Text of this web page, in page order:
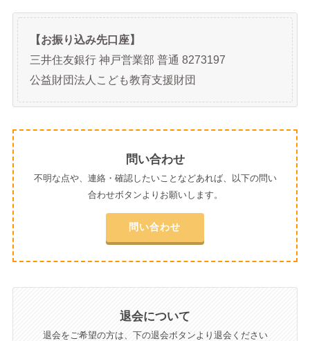
【お振り込み先口座】
三井住友銀行 神戸営業部 普通 8273197
公益財団法人こども教育支援財団
問い合わせ
不明な点や、連絡・確認したいことなどあれば、以下の問い
合わせボタンよりお願いします。
問い合わせ
退会について
退会をご希望の方は、下の退会ボタンより退会ください